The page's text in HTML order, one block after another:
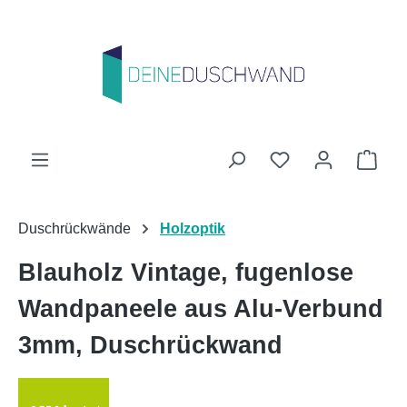
Du hast 0
Duschrückwände Holzoptik
Blauholz Vintage, fugenlose
Wandpaneele aus Alu-Verbund
3mm, Duschrückwand